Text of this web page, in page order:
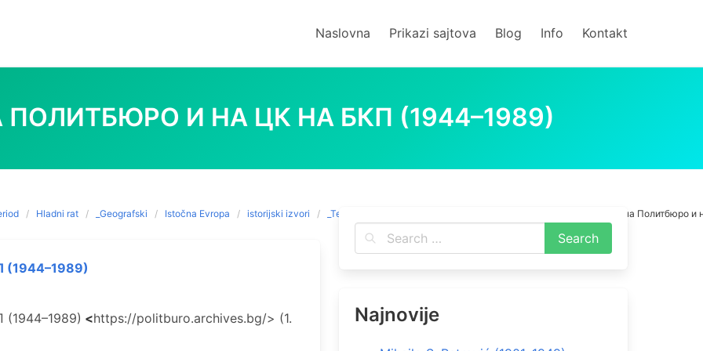
Naslovna Prikazi sajtova Blog Info Kontakt
И НА ЦК НА БКП (1944–1989)
Hladni rat _Geografski Istočna Evropa istorijski izvori _Tematski Протоколи на Политбюро
(1944–1989)
<https://politburo.archives.bg/> (1.
Najnovije